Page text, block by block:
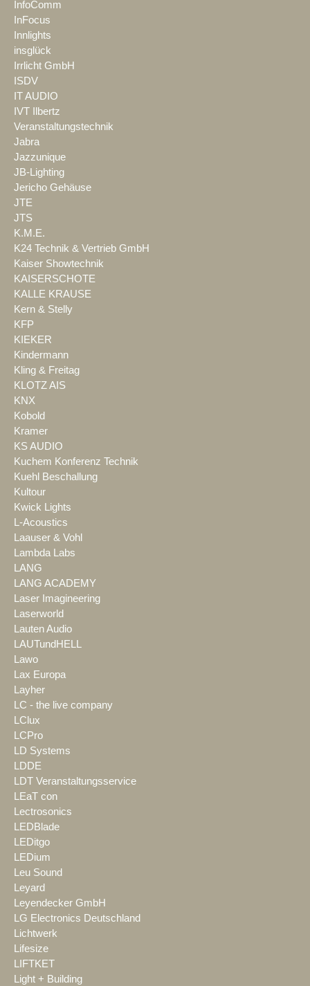
InfoComm
InFocus
Innlights
insglück
Irrlicht GmbH
ISDV
IT AUDIO
IVT Ilbertz
Veranstaltungstechnik
Jabra
Jazzunique
JB-Lighting
Jericho Gehäuse
JTE
JTS
K.M.E.
K24 Technik & Vertrieb GmbH
Kaiser Showtechnik
KAISERSCHOTE
KALLE KRAUSE
Kern & Stelly
KFP
KIEKER
Kindermann
Kling & Freitag
KLOTZ AIS
KNX
Kobold
Kramer
KS AUDIO
Kuchem Konferenz Technik
Kuehl Beschallung
Kultour
Kwick Lights
L-Acoustics
Laauser & Vohl
Lambda Labs
LANG
LANG ACADEMY
Laser Imagineering
Laserworld
Lauten Audio
LAUTundHELL
Lawo
Lax Europa
Layher
LC - the live company
LClux
LCPro
LD Systems
LDDE
LDT Veranstaltungsservice
LEaT con
Lectrosonics
LEDBlade
LEDitgo
LEDium
Leu Sound
Leyard
Leyendecker GmbH
LG Electronics Deutschland
Lichtwerk
Lifesize
LIFTKET
Light + Building